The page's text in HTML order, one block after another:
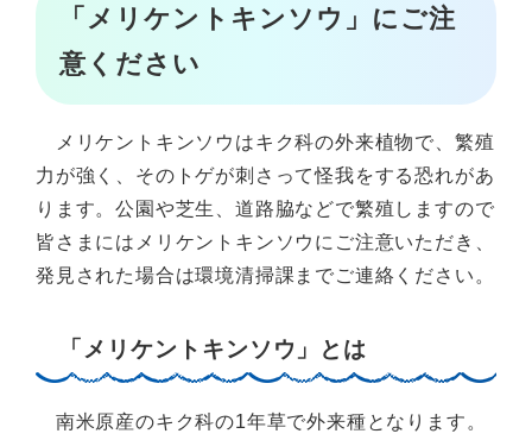
「メリケントキンソウ」にご注
意ください
メリケントキンソウはキク科の外来植物で、繁殖
力が強く、そのトゲが刺さって怪我をする恐れがあ
ります。公園や芝生、道路脇などで繁殖しますので
皆さまにはメリケントキンソウにご注意いただき、
発見された場合は環境清掃課までご連絡ください。
「メリケントキンソウ」とは
南米原産のキク科の1年草で外来種となります。